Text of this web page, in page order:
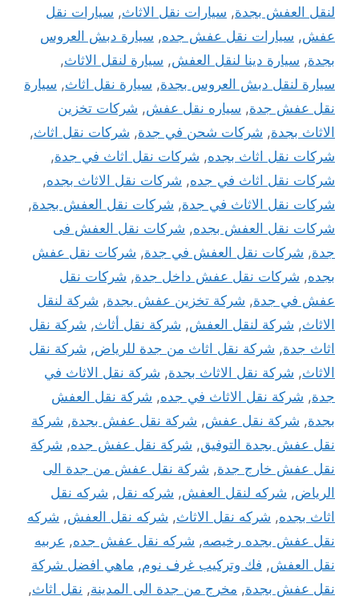
لنقل العفش بجدة, سيارات نقل الاثاث, سيارات نقل
عفش , سيارات نقل عفش جده, سيارة دبش العروس
بجدة, سيارة دينا لنقل العفش , سيارة لنقل الاثاث,
سيارة لنقل دبش العروس بجدة, سيارة نقل اثاث, سيارة
نقل عفش جدة, سياره نقل عفش , شركات تخزين
الاثاث بجدة, شركات شحن في جدة, شركات نقل اثاث,
شركات نقل اثاث بجده, شركات نقل اثاث في جدة,
شركات نقل اثاث في جده, شركات نقل الاثاث بجده,
شركات نقل الاثاث في جدة, شركات نقل العفش بجدة,
شركات نقل العفش بجده, شركات نقل العفش فى
جدة, شركات نقل العفش في جدة, شركات نقل عفش
بجده, شركات نقل عفش داخل جدة, شركات نقل
عفش في جدة, شركة تخزين عفش بجدة, شركة لنقل
الاثاث, شركة لنقل العفش , شركة نقل أثاث, شركة نقل
اثاث جدة, شركة نقل اثاث من جدة للرياض , شركة نقل
الاثاث, شركة نقل الاثاث بجدة, شركة نقل الاثاث في
جدة, شركة نقل الاثاث في جده, شركة نقل العفش
بجدة, شركة نقل عفش , شركة نقل عفش بجدة, شركة
نقل عفش بجدة التوفيق, شركة نقل عفش جده, شركة
نقل عفش خارج جدة, شركة نقل عفش من جدة الى
الرياض , شركه لنقل العفش , شركه نقل , شركه نقل
اثاث بجده, شركه نقل الاثاث, شركه نقل العفش , شركه
نقل عفش بجده رخيصه, شركه نقل عفش جده, عربيه
نقل العفش , فك وتركيب غرف نوم, ماهي افضل شركة
نقل عفش بجدة, مخرج من جدة الى المدينة, نقل اثاث,